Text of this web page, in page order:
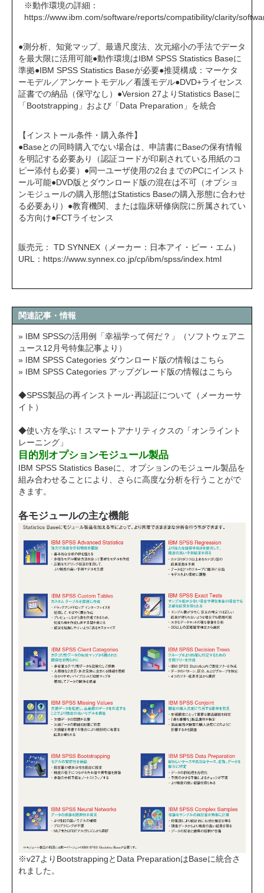
※動作環境の詳細：
https://www.ibm.com/software/reports/compatibility/clarity/
●測分析、知覚マップ、最適尺度法、次元縮小の手法でデータ
を最大限に活用可能●動作環境はIBM SPSS Statistics Baseに
準拠●IBM SPSS Statistics Baseが必要●推奨構成：マーケタ
ーモデル／アンケートモデル／看護モデル●DVD+ライセンス
証書での納品（保守なし）●Version 27よりStatistics Baseに
「Bootstrapping」および「Data Preparation」を統合
【インストール条件・購入条件】
●Baseとの同時購入でない場合は、申請書にBaseの保有情報
を明記する必要あり（認証コードが印刷されている用紙のコ
ピー添付も必要）●同一ユーザ使用の2台までのPCにインスト
ール可能●DVD版とダウンロード版の混在は不可（オプショ
ンモジュールの購入形態はStatistics Baseの購入形態に合わせ
る必要あり）●教育機関、または臨床研修病院に所属されてい
る方向け●FCTライセンス
販売元： TD SYNNEX（メーカー：日本アイ・ビー・エム）
URL： https://www.synnex.co.jp/cp/ibm/spss/index.html
関連記事・情報
» IBM SPSSの活用例「幸福学って何だ？」（ソフトウェアニ
ュース12月号特集記事より）
» IBM SPSS Categories ダウンロード版の情報はこちら
» IBM SPSS Categories アップグレード版の情報はこちら
◆SPSS製品の再インストール･再認証について（メーカーサ
イト）
◆使い方を学ぶ！スマートアナリティクスの「オンライント
レーニング」
目的別オプションモジュール製品
IBM SPSS Statistics Baseに、オプションのモジュール製品を
組み合わせることにより、さらに高度な分析を行うことがで
きます。
各モジュールの主な機能
※v27よりBootstrappingとData PreparationはBaseに統合さ
れました。